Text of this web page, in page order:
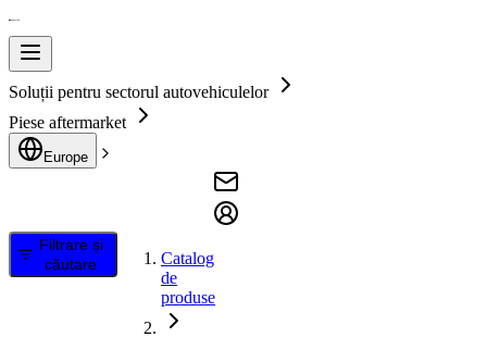
Soluții pentru sectorul autovehiculelor
Piese aftermarket
Europe
Filtrare și
căutare
Catalog
de
produse